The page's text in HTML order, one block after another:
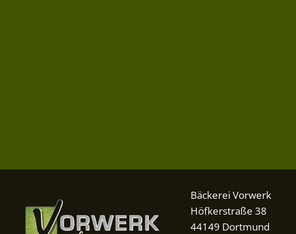
Bäckerei Vorwerk
Höfkerstraße 38
44149 Dortmund